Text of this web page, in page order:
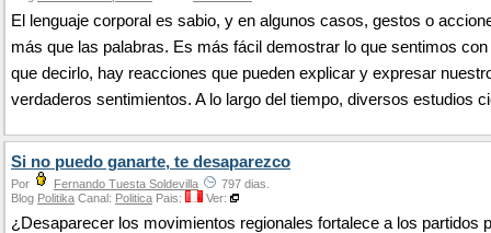
El lenguaje corporal es sabio, y en algunos casos, gestos o
más que las palabras. Es más fácil demostrar lo que sentimos
que decirlo, hay reacciones que pueden explicar y expresar
verdaderos sentimientos. A lo largo del tiempo, diversos estudios
Si no puedo ganarte, te desaparezco
Por Fernando Tuesta Soldevilla
797 dias.
Blog Politika Canal: Politica Pais: Ver:
¿Desaparecer los movimientos regionales fortalece a los partidos